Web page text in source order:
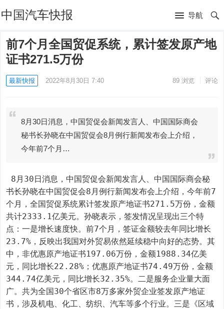
中国汽车快报 导航
前7个月全国贸促系统，累计签发原产地
证书271.5万份
最新快报 2022年8月30日 7:40 89浏览 评论
8月30日消息，中国贸促会新闻发言人、中国国际商会
秘书长孙晓在中国贸促会8月例行新闻发布会上介绍，
今年前7个月…
书长孙晓在中国贸促会8月例行新闻发布会上介绍，今年前7
个月，全国贸促系统累计签发原产地证书271.5万份，金额
共计2333.1亿美元。孙晓表示，签发情况呈现出三个特
点：一是增长速度快。前7个月，签证金额较去年同比增长
23.7%，反映出我国对外贸易依然延续稳中向好的态势。其
中，非优惠原产地证书197.06万份，金额1988.34亿美
元，同比增长22.28%；优惠原产地证书74.49万份，金额
344.74亿美元，同比增长32.35%。二是服务企业量大面
广。共为全国30个省区市8万多家外贸企业签发原产地证
书，涉及机电、化工、纺织、汽车等多个行业。三是《区域